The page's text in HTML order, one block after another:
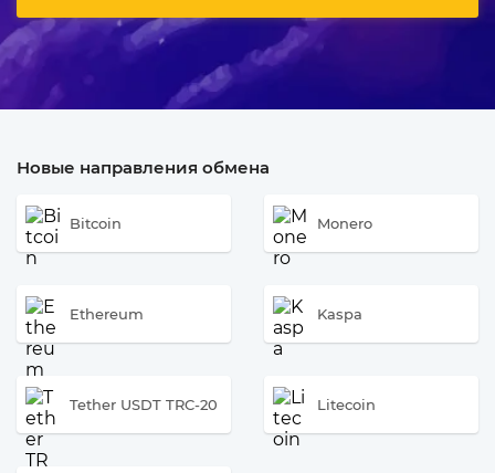
Новые направления обмена
Bitcoin Monero
Ethereum Kaspa
Tether USDT TRC-20 Litecoin